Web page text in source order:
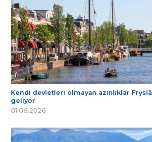
Kendi devletleri olmayan azınlıklar
geliyor
01.06.2026